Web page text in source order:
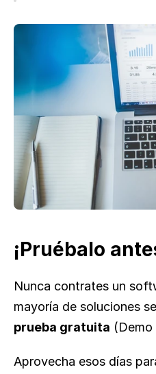
¡Pruébalo
Nunca contrates un
prueba gratuita (Demo
Aprovecha esos días